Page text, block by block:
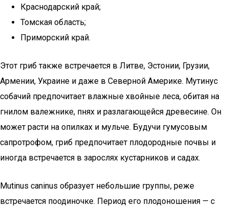
Краснодарский край;
Томская область;
Приморский край.
Этот гриб также встречается в Литве, Эстонии, Грузии,
Армении, Украине и даже в Северной Америке. Мутинус
собачий предпочитает влажные хвойные леса, обитая на
гнилом валежнике, пнях и разлагающейся древесине. Он
может расти на опилках и мульче. Будучи гумусовым
сапротрофом, гриб предпочитает плодородные почвы и
иногда встречается в зарослях кустарников и садах.
Mutinus caninus образует небольшие группы, реже
встречается поодиночке. Период его плодоношения — с